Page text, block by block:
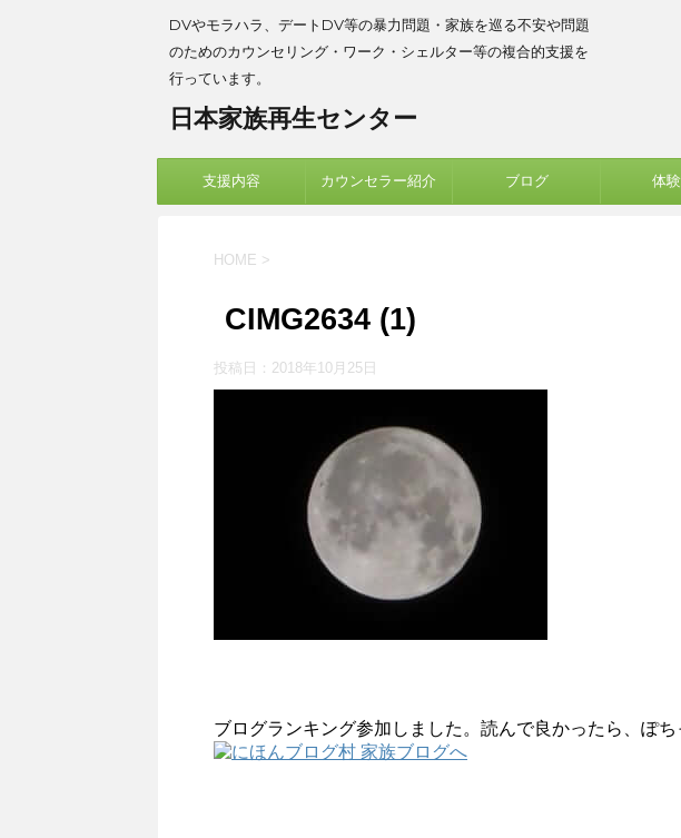
DVやモラハラ、デートDV等の暴力問題・家族を巡る不安や問題
のためのカウンセリング・ワーク・シェルター等の複合的支援を
行っています。
日本家族再生センター
支援内容 カウンセラー紹介 ブログ 体
HOME >
CIMG2634 (1)
投稿日： 2018年10月25日
ブログランキング参加しました。読んで良かったら、ぽ